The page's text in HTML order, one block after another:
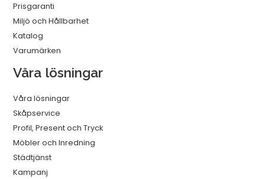
Prisgaranti
Miljö och Hållbarhet
Katalog
Varumärken
Våra lösningar
Våra lösningar
Skåpservice
Profil, Present och Tryck
Möbler och Inredning
Städtjänst
Kampanj